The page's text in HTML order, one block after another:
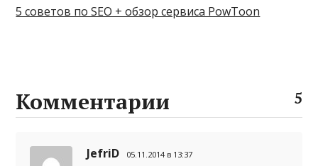
5 советов по SEO + обзор сервиса PowToon
Комментарии 5
JefriD 05.11.2014 в 13:37